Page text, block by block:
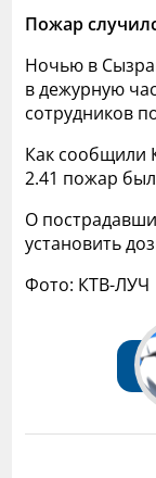
Пожар
Ночью в
в дежурную
сотрудников
Как сообщили
2.41 пожар
О
установить
Фото: КТВ-ЛУЧ